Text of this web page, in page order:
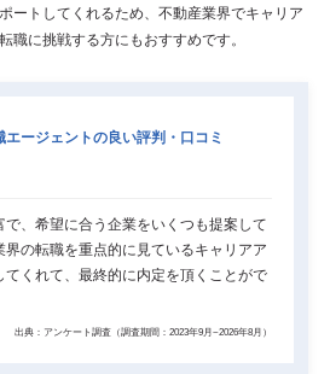
ートしてくれるため、不動産業界でキャリア
職に挑戦する方にもおすすめです。
エージェントの良い評判・口コミ
、希望に合う企業をいくつも提案して
界の転職を重点的に見ているキャリアア
てくれて、最終的に内定を頂くことがで
出典：アンケート調査（調査期間：2023年9月~2026年8月）